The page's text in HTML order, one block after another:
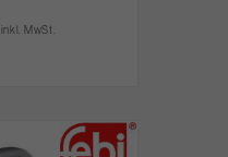
inkl. MwSt.